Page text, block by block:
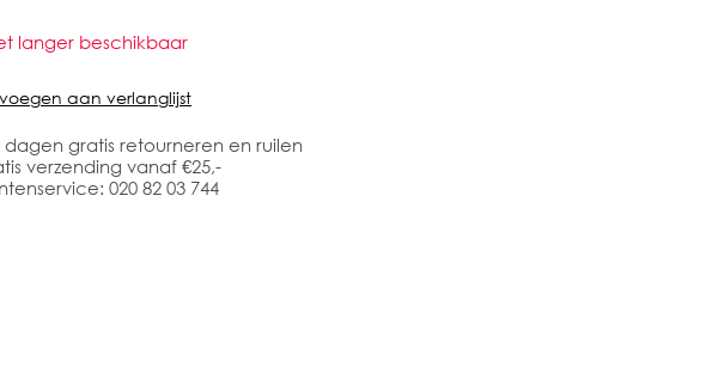
langer beschikbaar
aan verlanglijst
dagen gratis retourneren en ruilen
verzending vanaf €25,-
020 82 03 744